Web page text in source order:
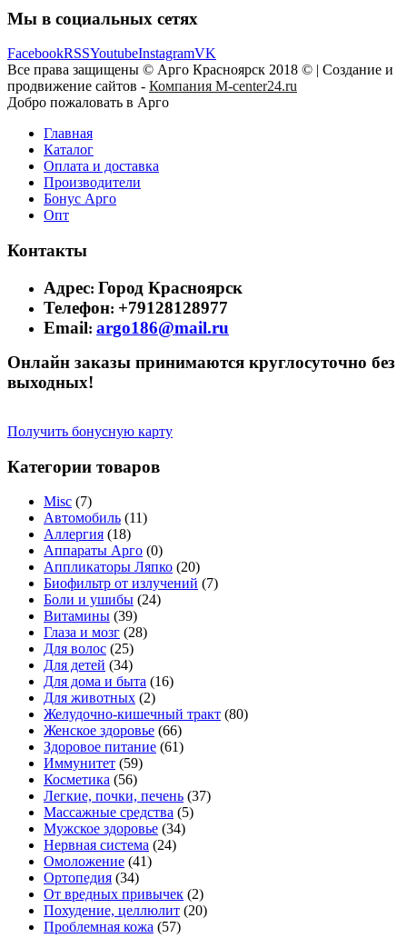
Мы в социальных сетях
FacebookRSSYoutubeInstagramVK
Все права защищены © Арго Красноярск 2018 © | Создание и
продвижение сайтов - Компания M-center24.ru
Добро пожаловать в Арго
Главная
Каталог
Оплата и доставка
Производители
Бонус Арго
Опт
Контакты
Адрес: Город Красноярск
Телефон: +79128128977
Email: argo186@mail.ru
Онлайн заказы принимаются круглосуточно без
выходных!
Получить бонусную карту
Категории товаров
Misc (7)
Автомобиль (11)
Аллергия (18)
Аппараты Арго (0)
Аппликаторы Ляпко (20)
Биофильтр от излучений (7)
Боли и ушибы (24)
Витамины (39)
Глаза и мозг (28)
Для волос (25)
Для детей (34)
Для дома и быта (16)
Для животных (2)
Желудочно-кишечный тракт (80)
Женское здоровье (66)
Здоровое питание (61)
Иммунитет (59)
Косметика (56)
Легкие, почки, печень (37)
Массажные средства (5)
Мужское здоровье (34)
Нервная система (24)
Омоложение (41)
Ортопедия (34)
От вредных привычек (2)
Похудение, целлюлит (20)
Проблемная кожа (57)